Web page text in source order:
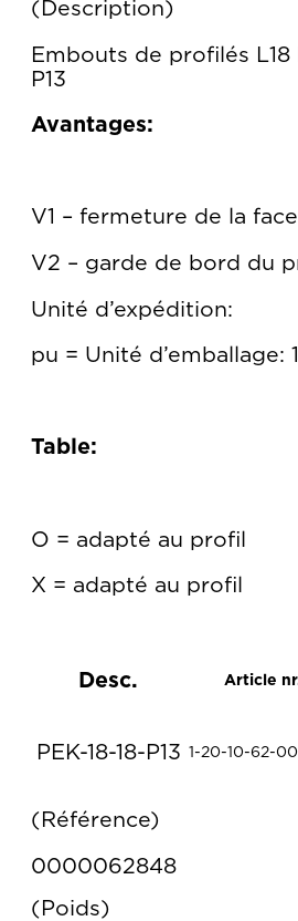
Description
Embouts de profilés
P13
Avantages:
V1 – fermeture de la
V2 – garde de bord du
Unité d’expédition:
pu = Unité d’emballage:
Table:
O = adapté au profil
X = adapté au profil
Desc. Article
PEK-18-18-P13 1-20-10-62-
Référence
0000062848
Poids